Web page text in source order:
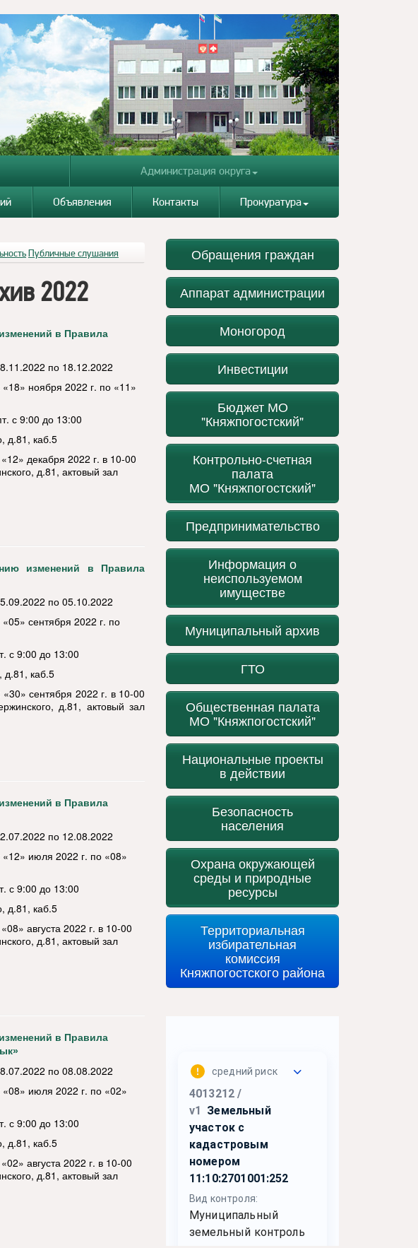
Администрация округа
Объявления Контакты Прокуратура
Публичные слушания
2022
в Правила
по 18.12.2022
ноября 2022 г. по «11»
с 9:00 до 13:00
д.81, каб.5
декабря 2022 г. в 10-00
д.81, актовый зал
изменений в Правила
по 05.10.2022
сентября 2022 г. по
с 9:00 до 13:00
д.81, каб.5
сентября 2022 г. в 10-00
д.81, актовый зал
в Правила
по 12.08.2022
«12» июля 2022 г. по «08»
с 9:00 до 13:00
д.81, каб.5
августа 2022 г. в 10-00
д.81, актовый зал
в Правила
по 08.08.2022
«08» июля 2022 г. по «02»
с 9:00 до 13:00
д.81, каб.5
августа 2022 г. в 10-00
д.81, актовый зал
Обращения граждан
Аппарат администрации
Моногород
Инвестиции
Бюджет МО
"Княжпогостский"
Контрольно-счетная
палата
МО "Княжпогостский"
Предпринимательство
Информация о
неиспользуемом
имуществе
Муниципальный архив
ГТО
Общественная палата
МО "Княжпогостский"
Национальные проекты
в действии
Безопасность
населения
Охрана окружающей
среды и природные
ресурсы
Территориальная
избирательная
комиссия
Княжпогостского района